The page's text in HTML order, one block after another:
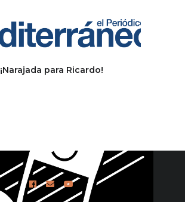
¡Narajada para Ricardo!